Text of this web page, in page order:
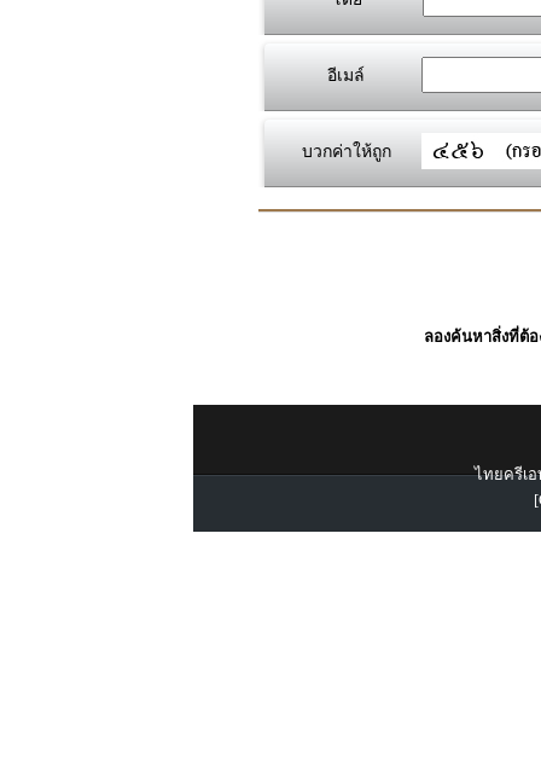
อีเมล์
บวกค่าให้ถูก
ลองค้นหาสิ่งที่ต้อ
ไทยครีเอ
[